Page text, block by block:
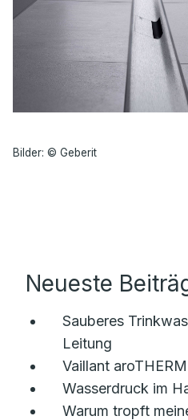
Bilder: © Geberit
Neueste
Sauberes
Leitung
Vaillant
Wasserdruck im
Warum tropft